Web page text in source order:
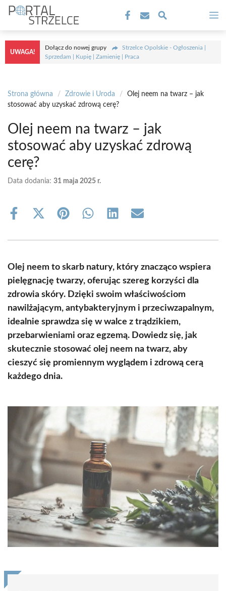
Przejdź
treści
UWAGA!
Dołącz do nowej grupy
Strzelce Opolskie - Ogłoszenia |
Sprzedam | Kupię | Zamienię | Praca
Strona główna / Zdrowie i Uroda /
Olej neem na twarz – jak
stosować aby uzyskać zdrową cerę?
Olej neem na twarz – jak
stosować aby uzyskać zdrową
cerę?
Data dodania: 31 maja 2025 r.
Share
Share
(Twitter)
Share Share Share Share
Olej neem to skarb natury, który znacząco wspiera
pielęgnację twarzy, oferując szereg korzyści dla
zdrowia skóry. Dzięki swoim właściwościom
nawilżającym, antybakteryjnym i przeciwzapalnym,
idealnie sprawdza się w walce z trądzikiem,
przebarwieniami oraz egzemą. Dowiedz się, jak
skutecznie stosować olej neem na twarz, aby
cieszyć się promiennym wyglądem i zdrową cerą
każdego dnia.